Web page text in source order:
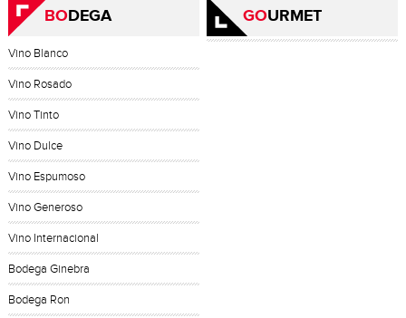
BODEGA
Vino Blanco
Vino Rosado
Vino Tinto
Vino Dulce
Vino Espumoso
Vino Generoso
Vino Internacional
Bodega Ginebra
Bodega Ron
GOURMET